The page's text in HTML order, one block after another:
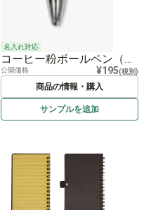
名入れ対応
コーヒー粉ボールペン（ブラウン） Coffee Grounds Ballpen -Brown-
公開価格 ¥195(税別)
商品の情報・購入
サンプルを追加